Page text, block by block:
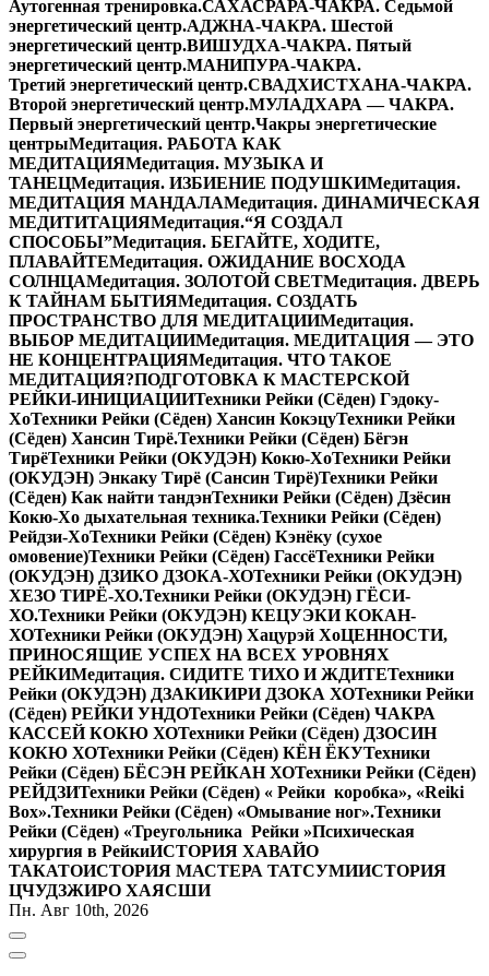
Аутогенная тренировка.САХАСРАРА-ЧАКРА. Седьмой
энергетический центр.АДЖНА-ЧАКРА. Шестой
энергетический центр.ВИШУДХА-ЧАКРА. Пятый
энергетический центр.МАНИПУРА-ЧАКРА.
Третий энергетический центр.СВАДХИСТХАНА-ЧАКРА.
Второй энергетический центр.МУЛАДХАРА — ЧАКРА.
Первый энергетический центр.Чакры энергетические
центрыМедитация. РАБОТА КАК
МЕДИТАЦИЯМедитация. МУЗЫКА И
ТАНЕЦМедитация. ИЗБИЕНИЕ ПОДУШКИМедитация.
МЕДИТАЦИЯ МАНДАЛАМедитация. ДИНАМИЧЕСКАЯ
МЕДИТИТАЦИЯМедитация.“Я СОЗДАЛ
СПОСОБЫ”Медитация. БЕГАЙТЕ, ХОДИТЕ,
ПЛАВАЙТЕМедитация. ОЖИДАНИЕ ВОСХОДА
СОЛНЦАМедитация. ЗОЛОТОЙ СВЕТМедитация. ДВЕРЬ
К ТАЙНАМ БЫТИЯМедитация. СОЗДАТЬ
ПРОСТРАНСТВО ДЛЯ МЕДИТАЦИИМедитация.
ВЫБОР МЕДИТАЦИИМедитация. МЕДИТАЦИЯ — ЭТО
НЕ КОНЦЕНТРАЦИЯМедитация. ЧТО ТАКОЕ
МЕДИТАЦИЯ?ПОДГОТОВКА К МАСТЕРСКОЙ
РЕЙКИ-ИНИЦИАЦИИТехники Рейки (Сёден) Гэдоку-
ХоТехники Рейки (Сёден) Хансин КокэцуТехники Рейки
(Сёден) Хансин Тирё.Техники Рейки (Сёден) Бёгэн
ТирёТехники Рейки (ОКУДЭН) Кокю-ХоТехники Рейки
(ОКУДЭН) Энкаку Тирё (Сансин Тирё)Техники Рейки
(Сёден) Как найти тандэнТехники Рейки (Сёден) Дзёсин
Кокю-Хо дыхательная техника.Техники Рейки (Сёден)
Рейдзи-ХоТехники Рейки (Сёден) Кэнёку (сухое
омовение)Техники Рейки (Сёден) ГассёТехники Рейки
(ОКУДЭН) ДЗИКО ДЗОКА-ХОТехники Рейки (ОКУДЭН)
ХЕЗО ТИРЁ-ХО.Техники Рейки (ОКУДЭН) ГЁСИ-
ХО.Техники Рейки (ОКУДЭН) КЕЦУЭКИ КОКАН-
ХОТехники Рейки (ОКУДЭН) Хацурэй ХоЦЕННОСТИ,
ПРИНОСЯЩИЕ УСПЕХ НА ВСЕХ УРОВНЯХ
РЕЙКИМедитация. СИДИТЕ ТИХО И ЖДИТЕТехники
Рейки (ОКУДЭН) ДЗАКИКИРИ ДЗОКА ХОТехники Рейки
(Сёден) РЕЙКИ УНДОТехники Рейки (Сёден) ЧАКРА
КАССЕЙ КОКЮ ХОТехники Рейки (Сёден) ДЗОСИН
КОКЮ ХОТехники Рейки (Сёден) КЁН ЁКУТехники
Рейки (Сёден) БЁСЭН РЕЙКАН ХОТехники Рейки (Сёден)
РЕЙДЗИТехники Рейки (Сёден) « Рейки коробка», «Reiki
Вox».Техники Рейки (Сёден) «Омывание ног».Техники
Рейки (Сёден) «Треугольника Рейки »Психическая
хирургия в РейкиИСТОРИЯ ХАВАЙО
ТАКАТОИСТОРИЯ МАСТЕРА ТАТСУМИИСТОРИЯ
ЦЧУДЗЖИРО ХАЯСШИ
Пн. Авг 10th, 2026